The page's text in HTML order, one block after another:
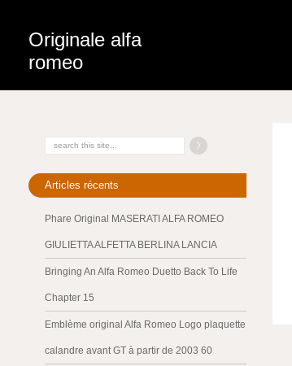
Originale alfa
romeo
Articles récents
Phare Original MASERATI ALFA ROMEO
GIULIETTA ALFETTA BERLINA LANCIA
Bringing An Alfa Romeo Duetto Back To Life
Chapter 15
Emblème original Alfa Romeo Logo plaquette
calandre avant GT à partir de 2003 60